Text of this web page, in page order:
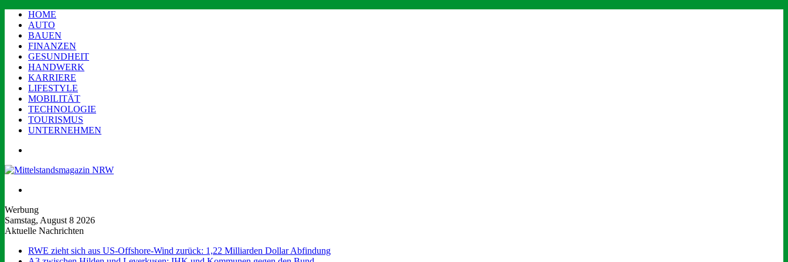
HOME
AUTO
BAUEN
FINANZEN
GESUNDHEIT
HANDWERK
KARRIERE
LIFESTYLE
MOBILITÄT
TECHNOLOGIE
TOURISMUS
UNTERNEHMEN
Werbung
Samstag, August 8 2026
Aktuelle Nachrichten
RWE zieht sich aus US-Offshore-Wind zurück: 1,22 Milliarden Dollar Abfindung